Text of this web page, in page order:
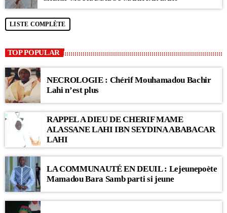
LISTE COMPLÈTE
TOP POPULAR
NECROLOGIE : Chérif Mouhamadou Bachir
Lahi n’est plus
RAPPEL A DIEU DE CHERIF MAME
ALASSANE LAHI IBN SEYDINA ABABACAR
LAHI
LA COMMUNAUTÉ EN DEUIL : Lejeunepoète
Mamadou Bara Samb parti si jeune